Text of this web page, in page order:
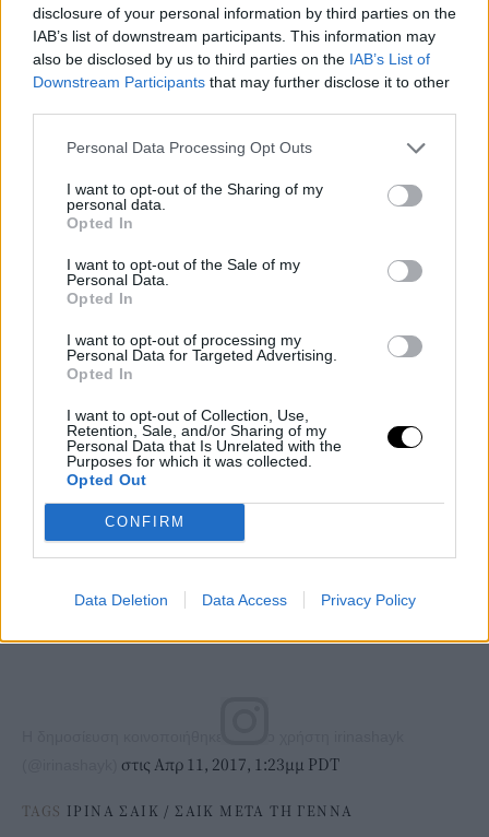
disclosure of your personal information by third parties on the
IAB’s list of downstream participants. This information may
also be disclosed by us to third parties on the IAB’s List of
Downstream Participants that may further disclose it to other
Personal Data Processing Opt Outs
I want to opt-out of the Sharing of my
personal data.
Opted In
I want to opt-out of the Sale of my
Personal Data.
Opted In
I want to opt-out of processing my
Personal Data for Targeted Advertising.
Opted In
I want to opt-out of Collection, Use,
Retention, Sale, and/or Sharing of my
Personal Data that Is Unrelated with the
Purposes for which it was collected.
Opted Out
CONFIRM
Data Deletion Data Access Privacy Policy
Ο Μπράτλει Κούπερ στάθηκε στο πλευρό της και όλα κύλησαν
υπέροχα για εκείνη και το μωρό τους.
Η δημοσίευση κοινοποιήθηκε από το χρήστη Lea De Seine
(@leadeseine)στις Απρ 11, 2017, 6:59μμ PDT
Το μωρό θα πάρει το όνομα "Λέα ντι Σάιν Σάικ Κούπερ". Ενα
όνομα με γαλλικές ρίζες. Όπως τονίζει το Vanity Fair, το όνομα
καλά νέα».
στις Απρ 11, 2017, 1:23μμ PDT
TAGS ΙΡΙΝΑ ΣΑΙΚ / ΣΑΙΚ ΜΕΤΑ ΤΗ ΓΕΝΝΑ